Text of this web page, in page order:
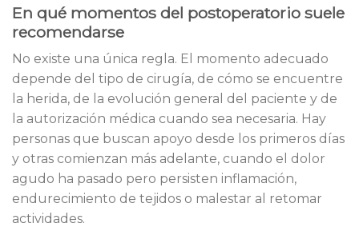
En qué momentos del postoperatorio suele
recomendarse
No existe una única regla. El momento adecuado
depende del tipo de cirugía, de cómo se encuentre
la herida, de la evolución general del paciente y de
la autorización médica cuando sea necesaria. Hay
personas que buscan apoyo desde los primeros días
y otras comienzan más adelante, cuando el dolor
agudo ha pasado pero persisten inflamación,
endurecimiento de tejidos o malestar al retomar
actividades.